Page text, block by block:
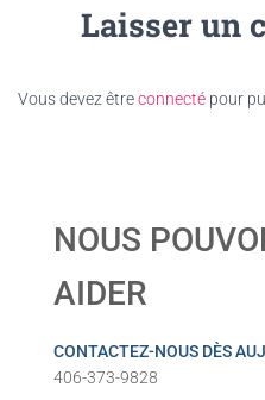
Laisser un
Vous devez êtreconnecté pour
NOUS
AIDER
CONTACTEZ-NOUS DÈS
406-373-9828